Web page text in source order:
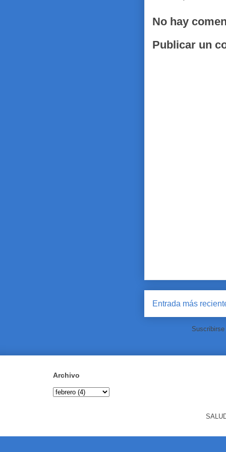
No hay
Publicar un
Entrada más
Archivo